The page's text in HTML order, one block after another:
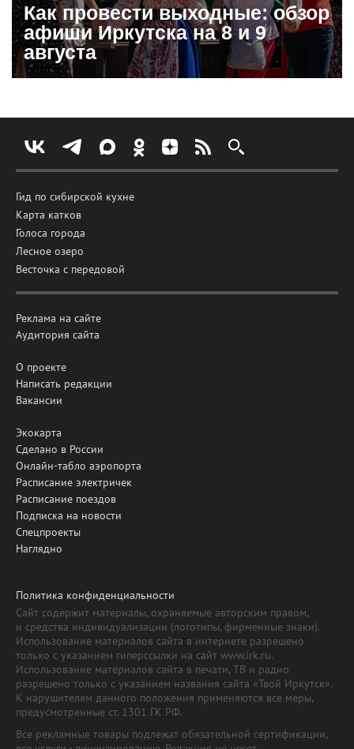
Как провести выходные: обзор
афиши Иркутска на 8 и 9
августа
Гид по сибирской кухне
Карта катков
Голоса города
Лесное озеро
Весточка с передовой
Реклама на сайте
Аудитория сайта
О проекте
Написать редакции
Вакансии
Экокарта
Сделано в России
Онлайн-табло аэропорта
Расписание электричек
Расписание поездов
Подписка на новости
Спецпроекты
Наглядно
Политика конфиденциальности
Сайт содержит материалы, охраняемые авторским правом,
и средства индивидуализации (логотипы, фирменные знаки).
Использование материалов сайта в интернете разрешено
только с указанием гиперссылки на сайт www.irk.ru.
Использование материалов сайта в печати, ТВ и радио
разрешено только с указанием названия сайта «Твой Иркутск».
К нарушителям данного положения применяются все меры,
предусмотренные ст. 1301 ГК РФ.
Все рекламные товары подлежат обязательной сертификации,